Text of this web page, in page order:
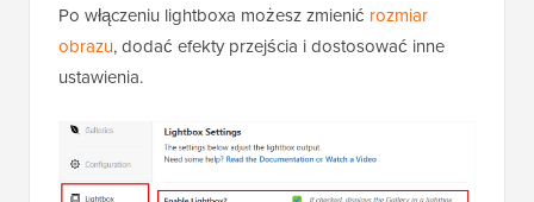
Po włączeniu lightboxa możesz zmienić rozmiar
obrazu, dodać efekty przejścia i dostosować inne
ustawienia.